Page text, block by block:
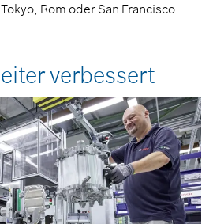
Rom oder San Francisco.
verbessert